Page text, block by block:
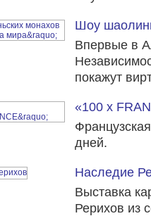
Шоу
Впервые в
покажут
«100 x
дней.
Наследие
Выставка
Рерихов из